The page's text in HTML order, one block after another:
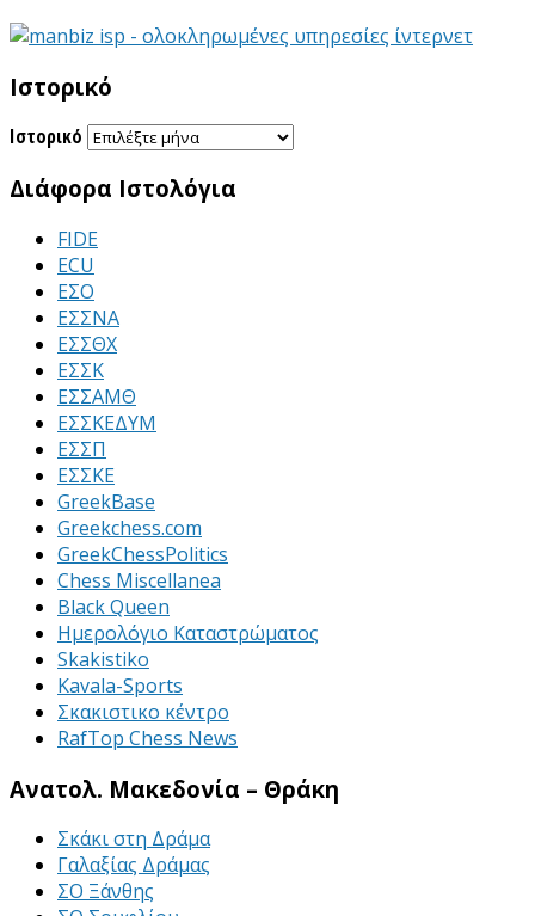
Ιστορικό
Ιστορικό
Διάφορα Ιστολόγια
FIDE
ECU
ΕΣΟ
ΕΣΣΝΑ
ΕΣΣΘΧ
ΕΣΣΚ
ΕΣΣΑΜΘ
ΕΣΣΚΕΔΥΜ
ΕΣΣΠ
ΕΣΣΚΕ
GreekBase
Greekchess.com
GreekChessPolitics
Chess Miscellanea
Black Queen
Ημερολόγιο Καταστρώματος
Skakistiko
Kavala-Sports
Σκακιστικο κέντρο
RafTop Chess News
Ανατολ. Μακεδονία – Θράκη
Σκάκι στη Δράμα
Γαλαξίας Δράμας
ΣΟ Ξάνθης